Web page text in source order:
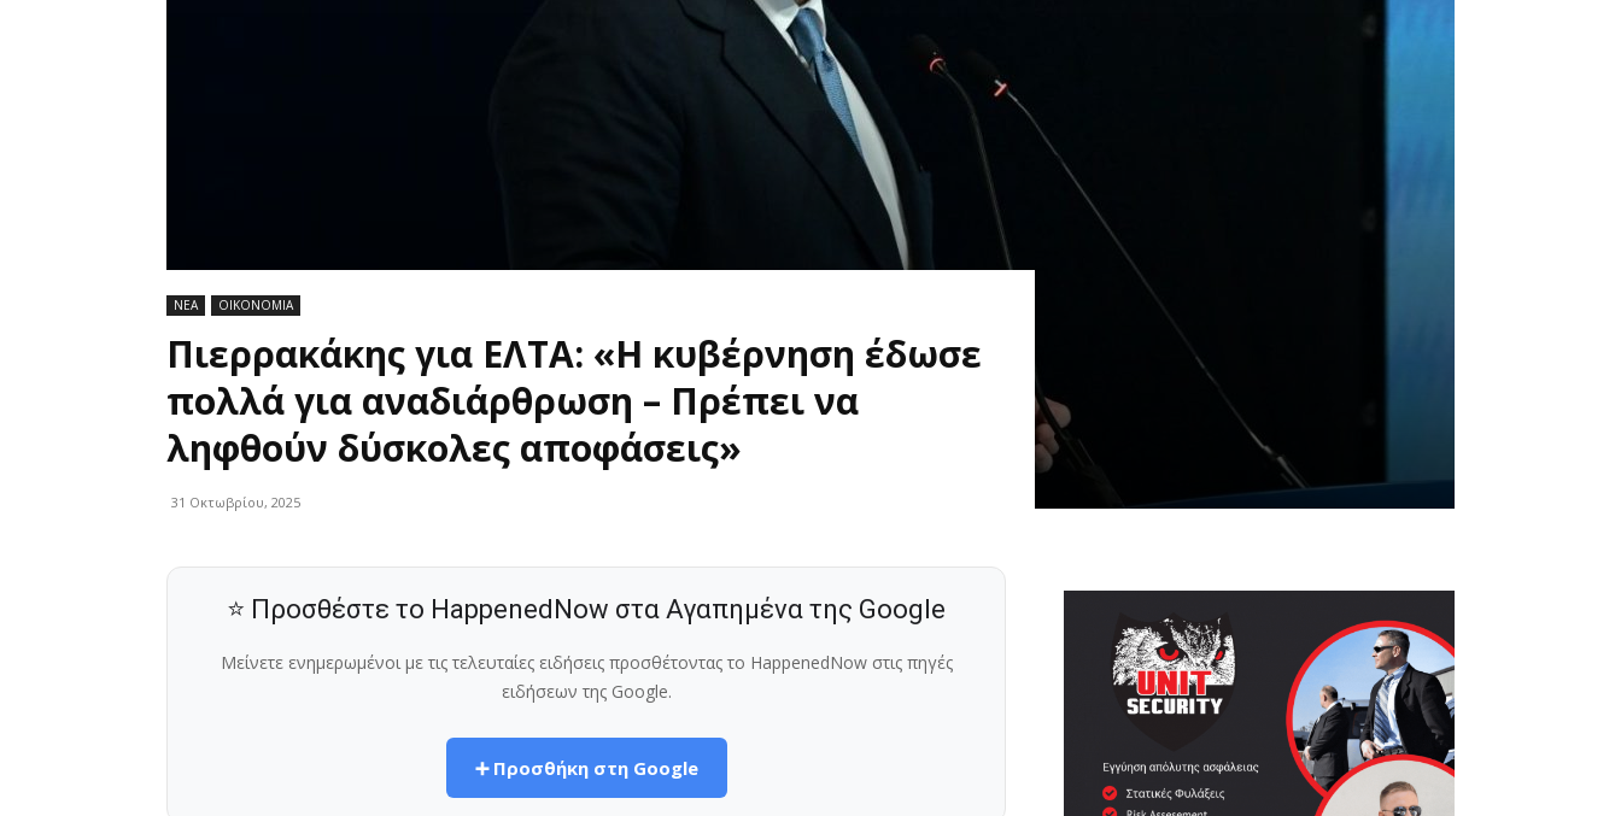
ΝΕΑ ΟΙΚΟΝΟΜΙΑ
Πιερρακάκης για ΕΛΤΑ: «Η κυβέρνηση έδωσε
πολλά για αναδιάρθρωση – Πρέπει να
ληφθούν δύσκολες αποφάσεις»
31 Οκτωβρίου, 2025
⭐ Προσθέστε το HappenedNow στα Αγαπημένα της Google
Μείνετε ενημερωμένοι με τις τελευταίες ειδήσεις προσθέτοντας το HappenedNow στις πηγές
ειδήσεων της Google.
➕ Προσθήκη στη Google